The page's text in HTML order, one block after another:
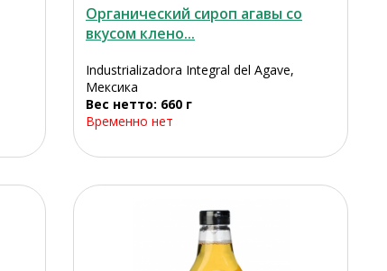
Органический сироп агавы со
вкусом клено...
Industrializadora Integral del Agave,
Мексика
Вес нетто: 660 г
Временно нет